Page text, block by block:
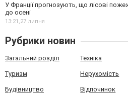
У Франції прогнозують, що лісові
до осені
13:21,27 липня
Рубрики новин
Загальний розділ Техніка
Туризм Нерухомість
Будівництво Відпочинок